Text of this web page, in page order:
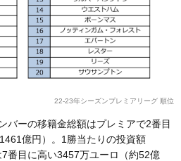
22-23年シーズンプレミアリーグ 順位
バーの移籍金総額はプレミアで2番目
億円）。1勝当たりの投資額
7番目に高い3457万ユーロ（約52億